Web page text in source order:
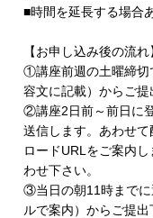
■時間を延長する場合
【お申し込み後の流れ
①講座前週の土曜締切
容文に記載）からご提
②講座2日前～前日に
送信します。あわせ
ロードURLをご案内
わせ下さい。
③当日の朝11時まで
ルで案内）からご提出